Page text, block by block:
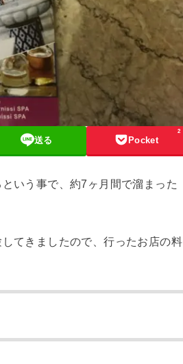
送る Pocket
2
いう事で、約7ヶ月間で溜まった
てきましたので、行ったお店の料